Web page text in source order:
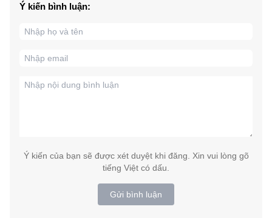
Ý kiến bình luận:
Ý kiến của bạn sẽ được xét duyệt khi đăng. Xin vui lòng gõ
tiếng Việt có dấu.
Gửi bình luận